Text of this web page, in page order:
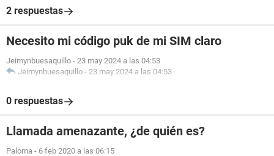
2 respuestas
Necesito mi código puk de mi SIM claro
Jeimynbuesaquillo - 23 may 2024 a las 04:53
Jeimynbuesaquillo - 23 may 2024 a las 04:53
0 respuestas
Llamada amenazante, ¿de quién es?
Paloma - 6 feb 2020 a las 06:15